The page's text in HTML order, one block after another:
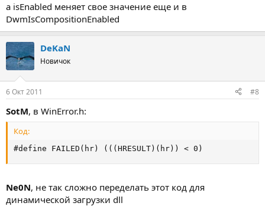
а isEnabled меняет свое значение еще и в
DwmIsCompositionEnabled
DeKaN
Новичок
6 Окт 2011 #8
SotM, в WinError.h:
Код:
#define FAILED(hr) (((HRESULT)(hr)) < 0)
Ne0N, не так сложно переделать этот код для
динамической загрузки dll